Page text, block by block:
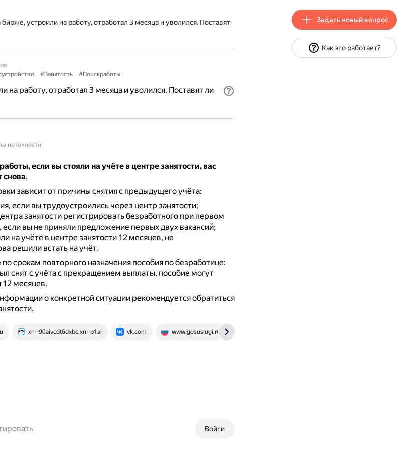
бирже, устроили на работу, отработал 3 месяца и уволился. Поставят
#Занятость #Поискработы
на работу, отработал 3 месяца и уволился. Поставят ли
неточности
если вы стояли на учёте в центре занятости, вас
снова.
зависит от причины снятия с предыдущего учёта:
если вы трудоустроились через центр занятости;
занятости регистрировать безработного при первом
вы не приняли предложение первых двух вакансий;
на учёте в центре занятости 12 месяцев, не
решили встать на учёт.
срокам повторного назначения пособия по безработице:
снят с учёта с прекращением выплаты, пособие могут
12 месяцев.
о конкретной ситуации рекомендуется обратиться
xn--90aivcdt6dxbc.xn--p1ai vk.com www.gosuslugi.ru
Войти
Задать новый вопрос
Как это работает?